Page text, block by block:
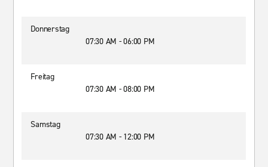
Donnerstag
07:30 AM - 06:00 PM
Freitag
07:30 AM - 08:00 PM
Samstag
07:30 AM - 12:00 PM